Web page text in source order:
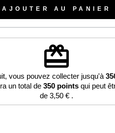
AJOUTER AU PANIER
redeem
vous pouvez collecter jusqu'à
un total de 350pointsqui peut
de 3,50 € .